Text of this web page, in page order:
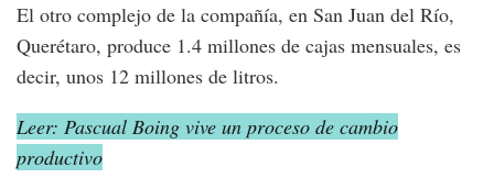
El otro complejo de la compañía, en San Juan del Río,
Querétaro, produce 1.4 millones de cajas mensuales, es
decir, unos 12 millones de litros.
Leer: Pascual Boing vive un proceso de cambio
productivo